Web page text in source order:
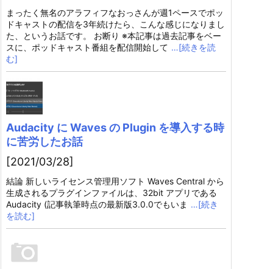
まったく無名のアラフィフなおっさんが週1ペースでポッ
ドキャストの配信を3年続けたら、こんな感じになりまし
た、というお話です。 お断り ※本記事は過去記事をベー
スに、ポッドキャスト番組を配信開始して …[続きを読
む]
Audacity に Waves の Plugin を導入する時
に苦労したお話
[2021/03/28]
結論 新しいライセンス管理用ソフト Waves Central から
生成されるプラグインファイルは、32bit アプリである
Audacity (記事執筆時点の最新版3.0.0でもいま …[続き
を読む]